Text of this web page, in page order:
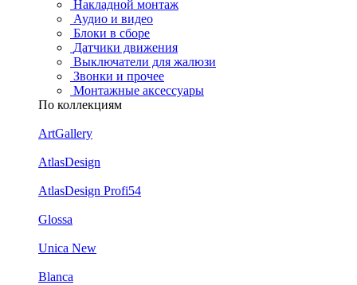
Накладной монтаж
Аудио и видео
Блоки в сборе
Датчики движения
Выключатели для жалюзи
Звонки и прочее
Монтажные аксессуары
По коллекциям
ArtGallery
AtlasDesign
AtlasDesign Profi54
Glossa
Unica New
Blanca